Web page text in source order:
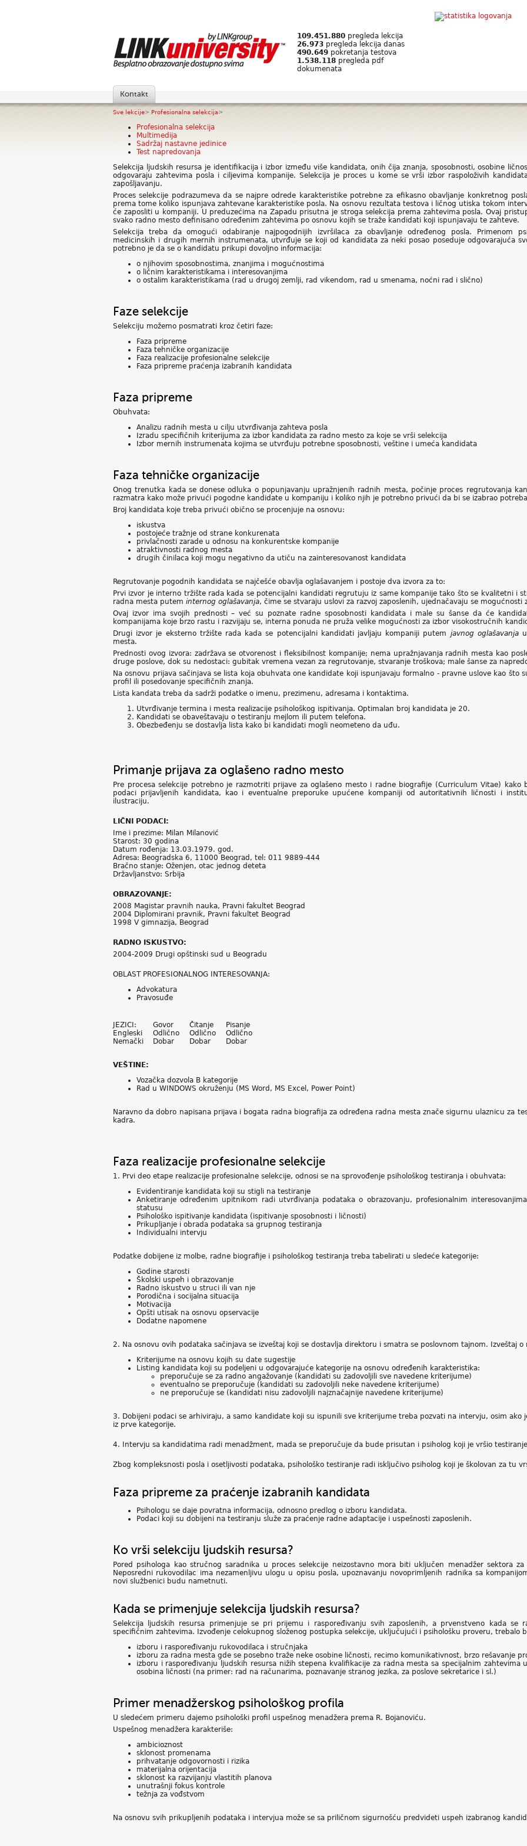
109.451.880 pregleda lekcija
26.973 pregleda lekcija danas
490.649 pokretanja testova
1.538.118 pregleda pdf
dokumenata
Kontakt
Sve lekcije> Profesionalna selekcija>
Profesionalna selekcija
Multimedija
Sadržaj nastavne jedinice
Test napredovanja
Selekcija ljudskih resursa je identifikacija i izbor između više kandidata, onih čija znanja, sposobnosti, osobine
odgovaraju zahtevima posla i ciljevima kompanije. Selekcija je proces u kome se vrši izbor raspoloživih
zapošljavanju.
Proces selekcije podrazumeva da se najpre odrede karakteristike potrebne za efikasno obavljanje konkretnog
prema tome koliko ispunjava zahtevane karakteristike posla. Na osnovu rezultata testova i ličnog utiska tokom
će zaposliti u kompaniji. U preduzećima na Zapadu prisutna je stroga selekcija prema zahtevima posla. Ovaj
svako radno mesto definisano određenim zahtevima po osnovu kojih se traže kandidati koji ispunjavaju te zahteve.
Selekcija treba da omogući odabiranje najpogodnijih izvršilaca za obavljanje određenog posla. Primenom
medicinskih i drugih mernih instrumenata, utvrđuje se koji od kandidata za neki posao poseduje odgovarajuća
potrebno je da se o kandidatu prikupi dovoljno informacija:
o njihovim sposobnostima, znanjima i mogućnostima
o ličnim karakteristikama i interesovanjima
o ostalim karakteristikama (rad u drugoj zemlji, rad vikendom, rad u smenama, noćni rad i slično)
Faze selekcije
Selekciju možemo posmatrati kroz četiri faze:
Faza pripreme
Faza tehničke organizacije
Faza realizacije profesionalne selekcije
Faza pripreme praćenja izabranih kandidata
Faza pripreme
Obuhvata:
Analizu radnih mesta u cilju utvrđivanja zahteva posla
Izradu specifičnih kriterijuma za izbor kandidata za radno mesto za koje se vrši selekcija
Izbor mernih instrumenata kojima se utvrđuju potrebne sposobnosti, veštine i umeća kandidata
Faza tehničke organizacije
Onog trenutka kada se donese odluka o popunjavanju upražnjenih radnih mesta, počinje proces regrutovanja
razmatra kako može privući pogodne kandidate u kompaniju i koliko njih je potrebno privući da bi se izabrao
Broj kandidata koje treba privući obično se procenjuje na osnovu:
iskustva
postojeće tražnje od strane konkurenata
privlačnosti zarade u odnosu na konkurentske kompanije
atraktivnosti radnog mesta
drugih činilaca koji mogu negativno da utiču na zainteresovanost kandidata
Regrutovanje pogodnih kandidata se najčešće obavlja oglašavanjem i postoje dva izvora za to:
Prvi izvor je interno tržište rada kada se potencijalni kandidati regrutuju iz same kompanije tako što se kvalitetni i
radna mesta putem internog oglašavanja, čime se stvaraju uslovi za razvoj zaposlenih, ujednačavaju se mogućnosti
Ovaj izvor ima svojih prednosti – već su poznate radne sposobnosti kandidata i male su šanse da će
kompanijama koje brzo rastu i razvijaju se, interna ponuda ne pruža velike mogućnosti za izbor visokostručnih
Drugi izvor je eksterno tržište rada kada se potencijalni kandidati javljaju kompaniji putem javnog oglašavanjau
mesta.
Prednosti ovog izvora: zadržava se otvorenost i fleksibilnost kompanije; nema upražnjavanja radnih mesta kao
druge poslove, dok su nedostaci: gubitak vremena vezan za regrutovanje, stvaranje troškova; male šanse za
Na osnovu prijava sačinjava se lista koja obuhvata one kandidate koji ispunjavaju formalno - pravne uslove kao što
profil ili posedovanje specifičnih znanja.
Lista kandata treba da sadrži podatke o imenu, prezimenu, adresama i kontaktima.
Utvrđivanje termina i mesta realizacije psihološkog ispitivanja. Optimalan broj kandidata je 20.
Kandidati se obaveštavaju o testiranju mejlom ili putem telefona.
Obezbeđenju se dostavlja lista kako bi kandidati mogli neometeno da uđu.
Primanje prijava za oglašeno radno mesto
Pre procesa selekcije potrebno je razmotriti prijave za oglašeno mesto i radne biografije (Curriculum Vitae)
podaci prijavljenih kandidata, kao i eventualne preporuke upućene kompaniji od autoritativnih ličnosti i
ilustraciju.
LIČNI PODACI:
Ime i prezime: Milan Milanović
Starost: 30 godina
Datum rođenja: 13.03.1979. god.
Adresa: Beogradska 6, 11000 Beograd, tel: 011 9889-444
Bračno stanje: Oženjen, otac jednog deteta
Državljanstvo: Srbija
OBRAZOVANJE:
2008 Magistar pravnih nauka, Pravni fakultet Beograd
2004 Diplomirani pravnik, Pravni fakultet Beograd
1998 V gimnazija, Beograd
RADNO ISKUSTVO:
2004-2009 Drugi opštinski sud u Beogradu
OBLAST PROFESIONALNOG INTERESOVANJA:
Advokatura
Pravosuđe
JEZICI: Govor Čitanje
Pisanje
Engleski
Odlično Odlično
Odlično
Nemački
Dobar Dobar Dobar
VEŠTINE:
Vozačka dozvola B kategorije
Rad u WINDOWS okruženju (MS Word, MS Excel, Power Point)
Naravno da dobro napisana prijava i bogata radna biografija za određena radna mesta znače sigurnu ulaznicu za
kadra.
Faza realizacije profesionalne selekcije
1. Prvi deo etape realizacije profesionalne selekcije, odnosi se na sprovođenje psihološkog testiranja i obuhvata:
Evidentiranje kandidata koji su stigli na testiranje
Anketiranje određenim upitnikom radi utvrđivanja podataka o obrazovanju, profesionalnim
statusu
Psihološko ispitivanje kandidata (ispitivanje sposobnosti i ličnosti)
Prikupljanje i obrada podataka sa grupnog testiranja
Individualni intervju
Podatke dobijene iz molbe, radne biografije i psihološkog testiranja treba tabelirati u sledeće kategorije:
Godine starosti
Školski uspeh i obrazovanje
Radno iskustvo u struci ili van nje
Porodična i socijalna situacija
Motivacija
Opšti utisak na osnovu opservacije
Dodatne napomene
2. Na osnovu ovih podataka sačinjava se izveštaj koji se dostavlja direktoru i smatra se poslovnom tajnom. Izveštaj o
Kriterijume na osnovu kojih su date sugestije
Listing kandidata koji su podeljeni u odgovarajuće kategorije na osnovu određenih karakteristika:
preporučuje se za radno angažovanje (kandidati su zadovoljili sve navedene kriterijume)
eventualno se preporučuje (kandidati su zadovoljili neke navedene kriterijume)
ne preporučuje se (kandidati nisu zadovoljili najznačajnije navedene kriterijume)
3. Dobijeni podaci se arhiviraju, a samo kandidate koji su ispunili sve kriterijume treba pozvati na intervju, osim ako
iz prve kategorije.
4. Intervju sa kandidatima radi menadžment, mada se preporučuje da bude prisutan i psiholog koji je vršio
Zbog kompleksnosti posla i osetljivosti podataka, psihološko testiranje radi isključivo psiholog koji je školovan za tu
Faza pripreme za praćenje izabranih kandidata
Psihologu se daje povratna informacija, odnosno predlog o izboru kandidata.
Podaci koji su dobijeni na testiranju služe za praćenje radne adaptacije i uspešnosti zaposlenih.
Ko vrši selekciju ljudskih resursa?
Pored psihologa kao stručnog saradnika u proces selekcije neizostavno mora biti uključen menadžer sektora
Neposredni rukovodilac ima nezamenljivu ulogu u opisu posla, upoznavanju novoprimljenih radnika sa
novi službenici budu nametnuti.
Kada se primenjuje selekcija ljudskih resursa?
Selekcija ljudskih resursa primenjuje se pri prijemu i raspoređivanju svih zaposlenih, a prvenstveno kada se
specifičnim zahtevima. Izvođenje celokupnog složenog postupka selekcije, uključujući i psihološku proveru, trebalo
izboru i raspoređivanju rukovodilaca i stručnjaka
izboru za radna mesta gde se posebno traže neke osobine ličnosti, recimo komunikativnost, brzo rešavanje
izboru i raspoređivanju ljudskih resursa nižih stepena kvalifikacije za radna mesta sa specijalnim
osobina ličnosti (na primer: rad na računarima, poznavanje stranog jezika, za poslove sekretarice i sl.)
Primer menadžerskog psihološkog profila
U sledećem primeru dajemo psihološki profil uspešnog menadžera prema R. Bojanoviću.
Uspešnog menadžera karakteriše:
ambicioznost
sklonost promenama
prihvatanje odgovornosti i rizika
materijalna orijentacija
sklonost ka razvijanju vlastitih planova
unutrašnji fokus kontrole
težnja za vođstvom
Na osnovu svih prikupljenih podataka i intervjua može se sa priličnom sigurnošću predvideti uspeh izabranog